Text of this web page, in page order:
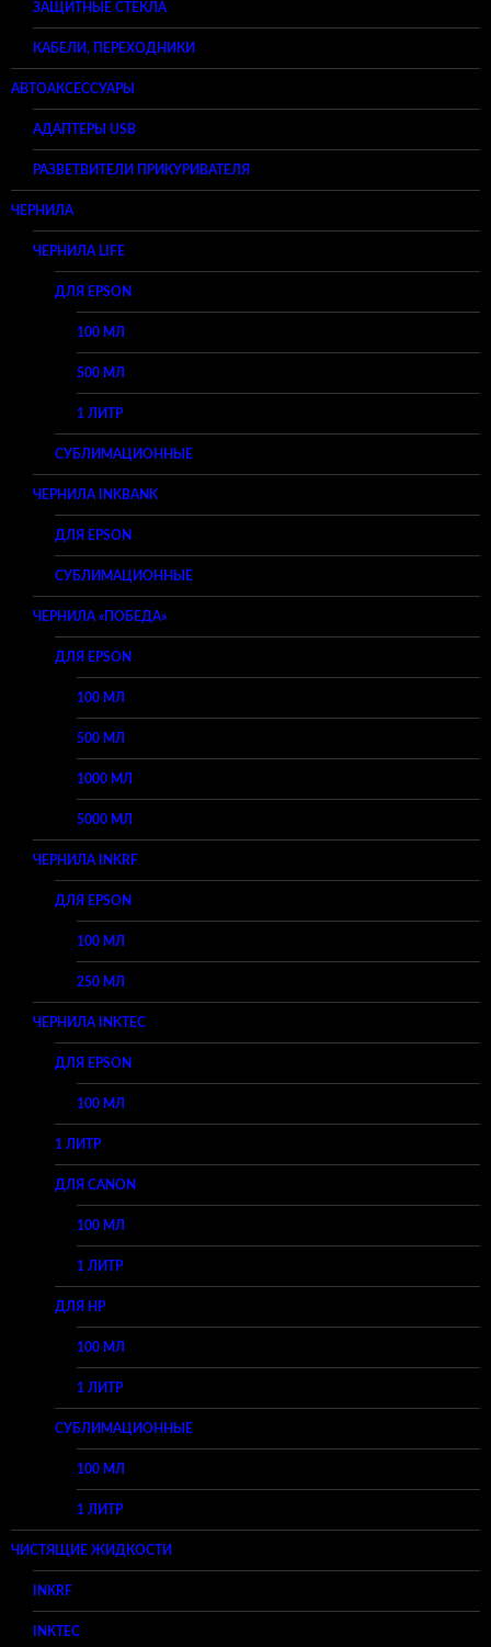
ЗАЩИТНЫЕ СТЕКЛА
КАБЕЛИ, ПЕРЕХОДНИКИ
АВТОАКСЕССУАРЫ
АДАПТЕРЫ USB
РАЗВЕТВИТЕЛИ ПРИКУРИВАТЕЛЯ
ЧЕРНИЛА
ЧЕРНИЛА LIFE
ДЛЯ EPSON
100 МЛ
500 МЛ
1 ЛИТР
СУБЛИМАЦИОННЫЕ
ЧЕРНИЛА INKBANK
ДЛЯ EPSON
СУБЛИМАЦИОННЫЕ
ЧЕРНИЛА «ПОБЕДА»
ДЛЯ EPSON
100 МЛ
500 МЛ
1000 МЛ
5000 МЛ
ЧЕРНИЛА INKRF
ДЛЯ EPSON
100 МЛ
250 МЛ
ЧЕРНИЛА INKTEC
ДЛЯ EPSON
100 МЛ
1 ЛИТР
ДЛЯ CANON
100 МЛ
1 ЛИТР
ДЛЯ HP
100 МЛ
1 ЛИТР
СУБЛИМАЦИОННЫЕ
100 МЛ
1 ЛИТР
ЧИСТЯЩИЕ ЖИДКОСТИ
INKRF
INKTEC